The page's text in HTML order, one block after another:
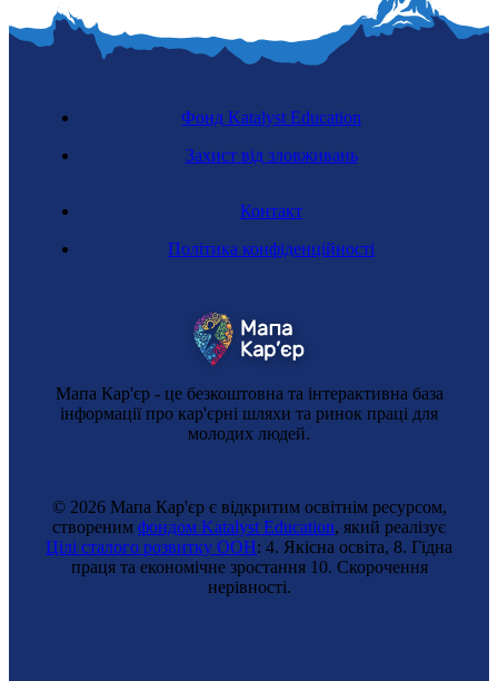
Мапа Кар'єр - це безкоштовна та інтерактивна база
інформації про кар'єрні шляхи та ринок праці для
молодих людей.
Контакт
Політика конфіденційності
Фонд Katalyst Education
Захист від зловживань
© 2026 Мапа Кар'єр є відкритим освітнім ресурсом,
створеним фондом Katalyst Education, який реалізує
Цілі сталого розвитку ООН: 4. Якісна освіта, 8. Гідна
праця та економічне зростання 10. Cкорочення
нерівності.